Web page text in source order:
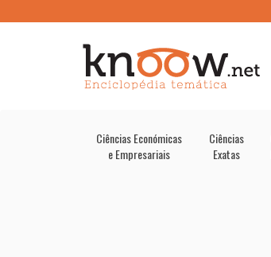
Ciências Económicas
e Empresariais
Ciências
Exatas